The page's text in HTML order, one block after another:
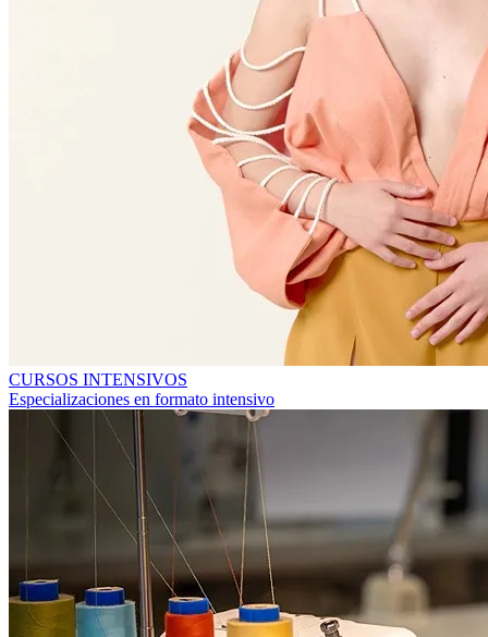
CURSOS INTENSIVOS
Especializaciones en formato intensivo